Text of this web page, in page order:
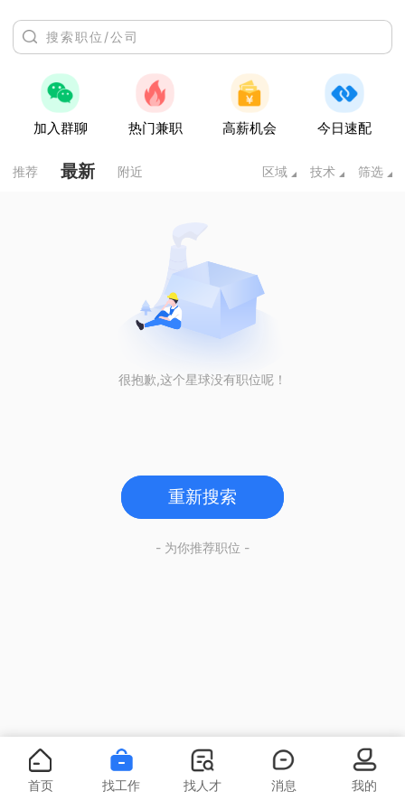
加入群聊 热门兼职 高薪机会 今日速配
推荐 最新 附近 区域 技术 筛选
很抱歉,这个星球没有职位呢！
重新搜索
- 为你推荐职位 -
首页 找工作 找人才 消息 我的